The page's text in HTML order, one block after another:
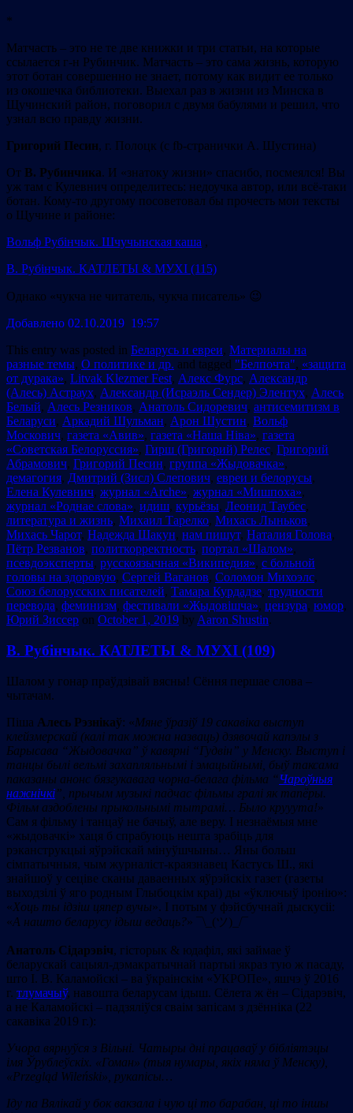
*
Матчасть – это не те две книжки и три статьи, на которые
ссылается г-н Рубинчик. Матчасть – это сама жизнь, которую
этот ботан совершенно не знает, потому как видит ее только
из окошечка библиотеки. Выехал раз в жизни из Минска в
Щучинский район, поговорил с двумя бабулями и решил, что
узнал всю правду жизни.
Григорий Песин, г. Полоцк (с fb-странички А. Шустина)
От В. Рубинчика. И «знатоку жизни» спасибо, посмеялся! Вы
уж там с Кулевнич определитесь: недоучка автор, или всё-таки
ботан. Кому-то другому посоветовал бы прочесть мои тексты
о Щучине и районе:
Вольф Рубінчык. Шчучынская каша ,
В. Рубінчык. КАТЛЕТЫ & МУХІ (115)
Однако «чукча не читатель, чукча писатель» 😉
Добавлено 02.10.2019 19:57
This entry was posted in Беларусь и евреи, Материалы на
разные темы, О политике и др. and tagged "Белпочта", «защита
от дурака», Litvak Klezmer Fest, Алекс Фурс, Александр
(Алесь) Астраух, Александр (Исраэль Сендер) Элентух, Алесь
Белый, Алесь Резников, Анатоль Сидоревич, антисемитизм в
Беларуси, Аркадий Шульман, Арон Шустин, Вольф
Москович, газета «Авив», газета «Наша Ніва», газета
«Советская Белоруссия», Гирш (Григорий) Релес, Григорий
Абрамович, Григорий Песин, группа «Жыдовачка»,
демагогия, Дмитрий (Зисл) Слепович, евреи и белорусы,
Елена Кулевнич, журнал «Arche», журнал «Мишпоха»,
журнал «Роднае слова», идиш, курьёзы, Леонид Таубес,
литература и жизнь, Михаил Тарелко, Михась Лыньков,
Михась Чарот, Надежда Шакун, нам пишут, Наталия Голова,
Пётр Резванов, политкорректность, портал «Шалом»,
псевдоэксперты, русскоязычная «Википедия», с больной
головы на здоровую, Сергей Ваганов, Соломон Михоэлс,
Союз белорусских писателей, Тамара Курдадзе, трудности
перевода, феминизм, фестивали «Жыдовішча», цензура, юмор,
Юрий Зиссер on October 1, 2019 by Aaron Shustin.
В. Рубінчык. КАТЛЕТЫ & МУХІ (109)
Шалом у гонар праўдзівай вясны! Сёння першае слова –
чытачам.
Піша Алесь Рэзнікаў: «Мяне ўразіў 19 сакавіка выступ
клейзмерскай (калі так можна назваць) дзявочай капэлы з
Барысава “Жыдовачка ” ў кавярні “Гудвін ” у Менску. Выступ і
танцы былі вельмі захапляльнымі і эмацыйнымі, быў таксама
паказаны анонс бязгукавага чорна-белага фільма “Чароўныя
нажнічкі” , прычым музыкі падчас фільмы гралі як тапёры.
Фільм аздоблены прыкольнымі тытрамі… Было крууута!»
Сам я фільму і танцаў не бачыў, але веру. І незнаёмыя мне
«жыдовачкі» хаця б спрабуюць нешта зрабіць для
рэканструкцыі яўрэйскай мінуўшчыны… Яны больш
сімпатычныя, чым журналіст-краязнавец Кастусь Ш., які
знайшоў у сеціве сканы даваенных яўрэйскіх газет (газеты
выходзілі ў яго родным Глыбоцкім краі) ды «ўключыў іронію»:
«Хоць ты ідзіш цяпер вучы». І потым у фэйсбучнай дыскусіі:
«А нашто беларусу ідыш ведаць?» ¯\_(ツ)_/¯
Анатоль Сідарэвіч, гісторык & юдафіл, які займае ў
беларускай сацыял-дэмакратычнай партыі якраз тую ж пасаду,
што І. В. Каламойскі – ва ўкраінскім «УКРОПе», яшчэ ў 2016
г. тлумачыў, навошта беларусам ідыш. Сёлета ж ён – Сідарэвіч,
а не Каламойскі – падзяліўся сваім запісам з дзённіка (22
сакавіка 2019 г.):
Учора вярнуўся з Вільні. Чатыры дні працаваў у бібліятэцы
імя Ўрублеўскіх. «Гоман» (тыя нумары, якіх няма ў Менску),
«Przegląd Wileński» , рукапісы…
Іду па Вялікай у бок вакзала і чую ці то барабан, ці то іншы